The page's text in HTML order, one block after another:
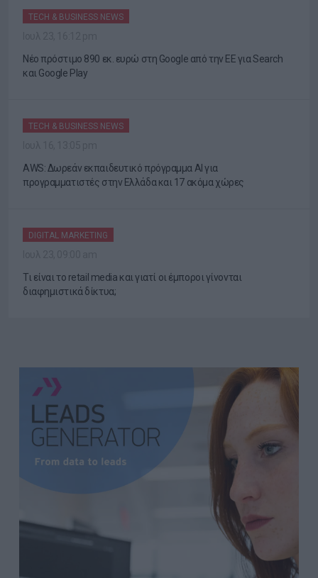
TECH & BUSINESS NEWS
Νέο πρόστιμο 890 εκ. ευρώ στη Google από την ΕΕ για Search
και Google Play
TECH & BUSINESS NEWS
AWS: Δωρεάν εκπαιδευτικό πρόγραμμα AI για
προγραμματιστές στην Ελλάδα και 17 ακόμα χώρες
DIGITAL MARKETING
Τι είναι το retail media και γιατί οι έμποροι γίνονται
διαφημιστικά δίκτυα;